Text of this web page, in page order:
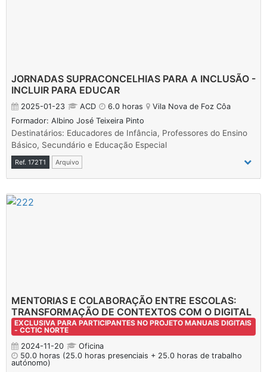
JORNADAS SUPRACONCELHIAS PARA A INCLUSÃO -
INCLUIR PARA EDUCAR
2025-01-23 ACD 6.0 horas
Vila Nova de Foz Côa
Formador: Albino José Teixeira Pinto
Destinatários: Educadores de Infância, Professores do Ensino
Básico, Secundário e Educação Especial
Ref. 172T1 Arquivo
MENTORIAS E COLABORAÇÃO ENTRE ESCOLAS:
TRANSFORMAÇÃO DE CONTEXTOS COM O DIGITAL
EXCLUSIVA PARA PARTICIPANTES NO PROJETO MANUAIS DIGITAIS
- CCTIC NORTE
2024-11-20
Oficina
50.0 horas (25.0 horas presenciais + 25.0 horas de trabalho
autónomo)